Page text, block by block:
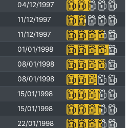
04/12/1997
11/12/1997
11/12/1997
01/01/1998
08/01/1998
08/01/1998
15/01/1998
15/01/1998
22/01/1998